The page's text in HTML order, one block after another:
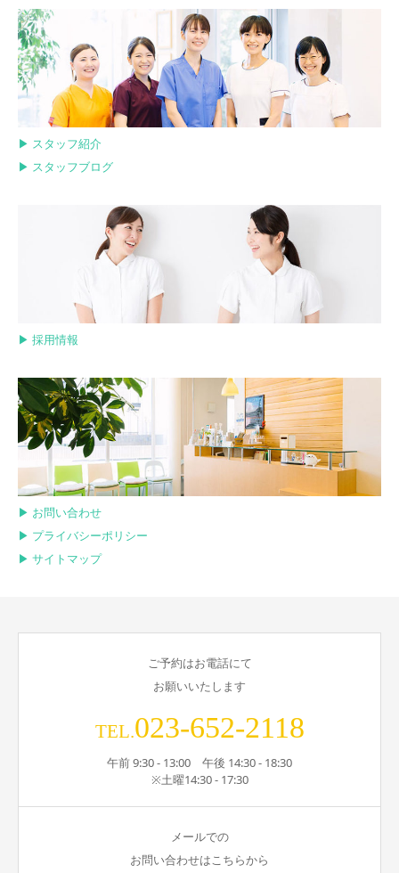
▶︎ スタッフ紹介
▶︎ スタッフブログ
▶︎ 採用情報
▶︎ お問い合わせ
▶︎ プライバシーポリシー
▶︎ サイトマップ
ご予約はお電話にて
お願いいたします
TEL.023-652-2118
午前 9:30 - 13:00 午後 14:30 - 18:30
※土曜14:30 - 17:30
メールでの
お問い合わせはこちらから